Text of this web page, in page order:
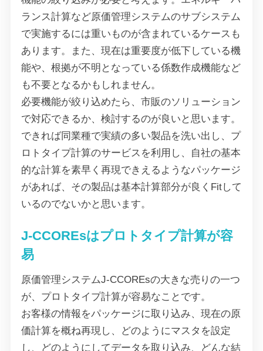
ランス計算など原価管理システムのサブシステム
で実施するには重いものが含まれているケースも
あります。また、現在は重要度が低下している機
能や、根拠が不明となっている係数作成機能など
も不要となるかもしれません。
必要機能が絞り込めたら、市販のソリューション
で対応できるか、検討するのが良いと思います。
できれば同業種で実績の多い製品を洗い出し、プ
ロトタイプ計算のサービスを利用し、自社の基本
的な計算を素早く再現できえるようなパッケージ
があれば、その製品は基本計算部分が良くFitして
いるのでないかと思います。
J-CCOREsはプロトタイプ計算が容
易
原価管理システムJ-CCOREsの大きな売りの一つ
が、プロトタイプ計算が容易なことです。
お客様の情報をパッケージに取り込み、現在の原
価計算を概ね再現し、どのようにマスタを設定
し、どのようにしてデータを取り込み、どんな結